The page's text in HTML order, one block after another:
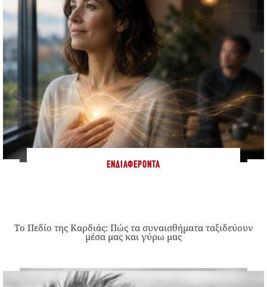
ΕΝΔΙΑΦΈΡΟΝΤΑ
Το Πεδίο της Καρδιάς: Πώς τα συναισθήματα ταξιδεύουν
μέσα μας και γύρω μας